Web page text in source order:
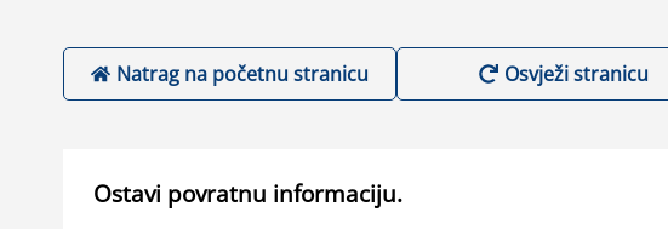
Natrag na početnu stranicu Osvježi stranicu
Ostavi povratnu informaciju.